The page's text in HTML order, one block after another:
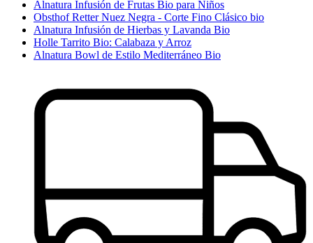
Alnatura Infusión de Frutas Bio para Niños
Obsthof Retter Nuez Negra - Corte Fino Clásico bio
Alnatura Infusión de Hierbas y Lavanda Bio
Holle Tarrito Bio: Calabaza y Arroz
Alnatura Bowl de Estilo Mediterráneo Bio